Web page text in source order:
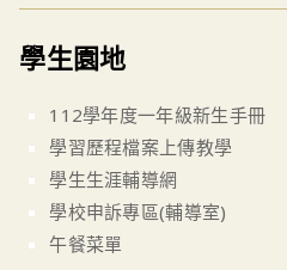
學生園地
112學年度一年級新生手冊
學習歷程檔案上傳教學
學生生涯輔導網
學校申訴專區(輔導室)
午餐菜單